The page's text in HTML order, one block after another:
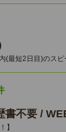
(最短2日目)のス
書不要 /
】